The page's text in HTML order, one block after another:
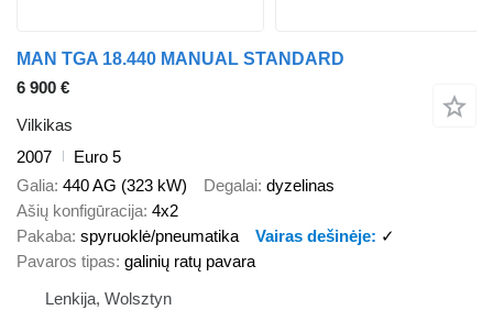
MAN TGA 18.440 MANUAL STANDARD
6 900 €
Vilkikas
2007
Euro 5
Galia 440 AG (323 kW) Degalai dyzelinas
Ašių konfigūracija 4x2
Pakaba spyruoklė/pneumatika Vairas dešinėje
✓
Pavaros tipas galinių ratų pavara
Lenkija, Wolsztyn